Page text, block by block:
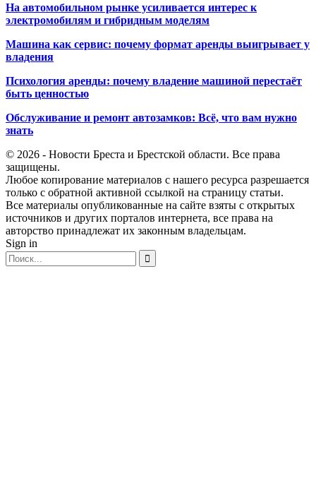
На автомобильном рынке усиливается интерес к
электромобилям и гибридным моделям
Машина как сервис: почему формат аренды выигрывает у
владения
Психология аренды: почему владение машиной перестаёт
быть ценностью
Обслуживание и ремонт автозамков: Всё, что вам нужно
знать
© 2026 - Новости Бреста и Брестской области. Все права
защищены.
Любое копирование материалов с нашего ресурса разрешается
только с обратной активной ссылкой на страницу статьи.
Все материалы опубликованные на сайте взяты с открытых
источников и других порталов интернета, все права на
авторство принадлежат их законным владельцам.
Sign in